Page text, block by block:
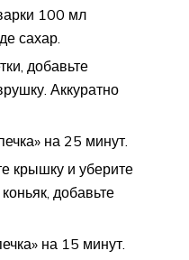
100 мл
сахар.
добавьте
Аккуратно
на 25 минут.
крышку и уберите
добавьте
на 15 минут.